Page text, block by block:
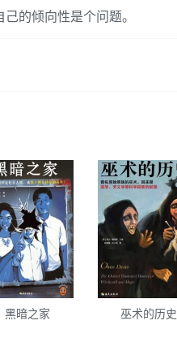
的倾向性是个问题。
黑暗之家 巫术的历史